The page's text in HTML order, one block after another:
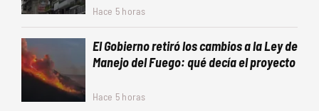
Hace 5 horas
El Gobierno retiró los cambios a la Ley de
Manejo del Fuego: qué decía el proyecto
Hace 5 horas